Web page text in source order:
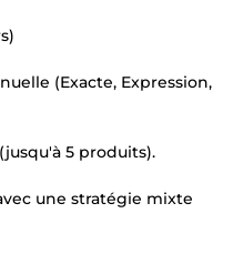
(Exacte, Expression,
5 produits).
une stratégie mixte